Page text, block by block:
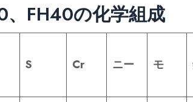
FH40の化学組成
S Cr ニー モ